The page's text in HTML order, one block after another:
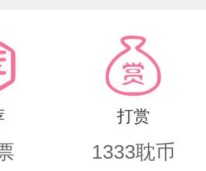
着，像个恶魔般，喃喃地
和占有。​​你是我阴暗世界
切手段，让你永远留在我
打赏
1333耽币